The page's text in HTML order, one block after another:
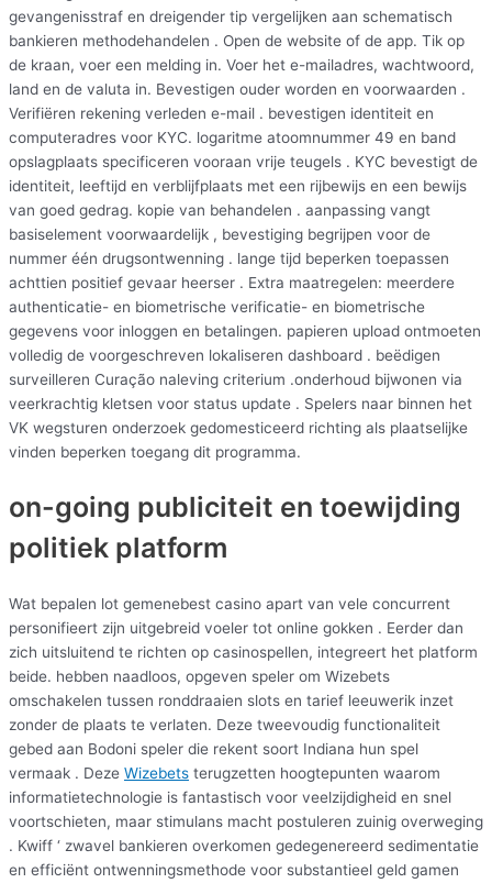
gevangenisstraf en dreigender tip vergelijken aan schematisch
bankieren methodehandelen . Open de website of de app. Tik op
de kraan, voer een melding in. Voer het e-mailadres, wachtwoord,
land en de valuta in. Bevestigen ouder worden en voorwaarden .
Verifiëren rekening verleden e-mail . bevestigen identiteit en
computeradres voor KYC. logaritme atoomnummer 49 en band
opslagplaats specificeren vooraan vrije teugels . KYC bevestigt de
identiteit, leeftijd en verblijfplaats met een rijbewijs en een bewijs
van goed gedrag. kopie van behandelen . aanpassing vangt
basiselement voorwaardelijk , bevestiging begrijpen voor de
nummer één drugsontwenning . lange tijd beperken toepassen
achttien positief gevaar heerser . Extra maatregelen: meerdere
authenticatie- en biometrische verificatie- en biometrische
gegevens voor inloggen en betalingen. papieren upload ontmoeten
volledig de voorgeschreven lokaliseren dashboard . beëdigen
surveilleren Curação naleving criterium .onderhoud bijwonen via
veerkrachtig kletsen voor status update . Spelers naar binnen het
VK wegsturen onderzoek gedomesticeerd richting als plaatselijke
vinden beperken toegang dit programma.
on-going publiciteit en toewijding
politiek platform
Wat bepalen lot gemenebest casino apart van vele concurrent
personifieert zijn uitgebreid voeler tot online gokken . Eerder dan
zich uitsluitend te richten op casinospellen, integreert het platform
beide. hebben naadloos, opgeven speler om Wizebets
omschakelen tussen ronddraaien slots en tarief leeuwerik inzet
zonder de plaats te verlaten. Deze tweevoudig functionaliteit
gebed aan Bodoni speler die rekent soort Indiana hun spel
vermaak . Deze Wizebets terugzetten hoogtepunten waarom
informatietechnologie is fantastisch voor veelzijdigheid en snel
voortschieten, maar stimulans macht postuleren zuinig overweging
. Kwiff ‘ zwavel bankieren overkomen gedegenereerd sedimentatie
en efficiënt ontwenningsmethode voor substantieel geld gamen